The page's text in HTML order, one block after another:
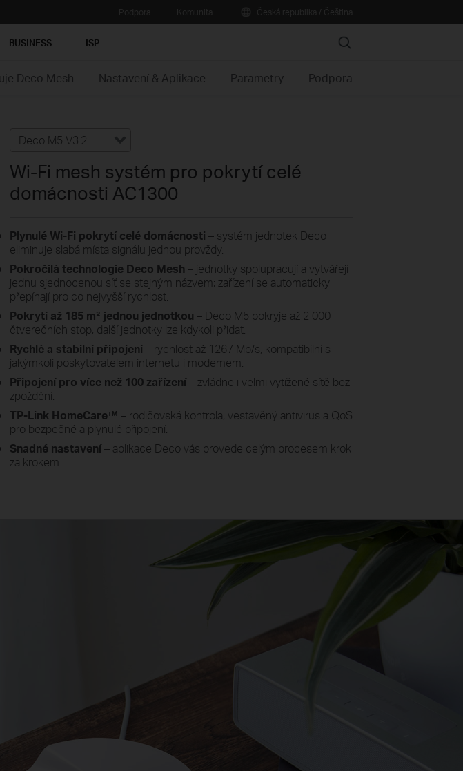
BUSINESS ISP Search
Deco Mesh Nastavení & Aplikace Parametry Podpora
Deco M5 V3.2
Wi-Fi mesh systém pro pokrytí celé
domácnosti AC1300
Plynulé Wi-Fi pokrytí celé domácnosti – systém jednotek Deco
eliminuje slabá místa signálu jednou provždy.
Pokročilá technologie Deco Mesh – jednotky spolupracují a vytvářejí
jednu sjednocenou síť se stejným názvem; zařízení se automaticky
přepínají pro co nejvyšší rychlost.
Pokrytí až 185 m² jednou jednotkou – Deco M5 pokryje až 2 000
čtverečních stop, další jednotky lze kdykoli přidat.
Rychlé a stabilní připojení– rychlost až 1267 Mb/s, kompatibilní s
jakýmkoli poskytovatelem internetu i modemem.
Připojení pro více než 100 zařízení– zvládne i velmi vytížené sítě bez
zpoždění.
TP-Link HomeCare™ – rodičovská kontrola, vestavěný antivirus a QoS
pro bezpečné a plynulé připojení.
Snadné nastavení– aplikace Deco vás provede celým procesem krok
za krokem.